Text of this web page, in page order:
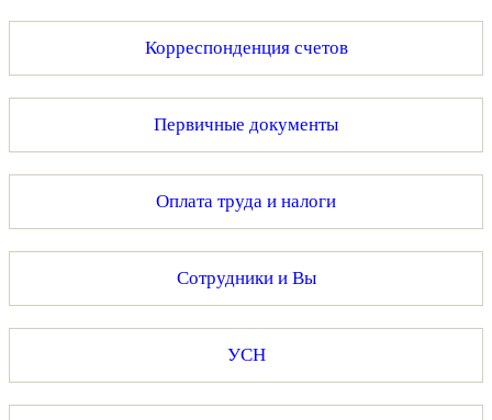
Корреспонденция счетов
Первичные документы
Оплата труда и налоги
Сотрудники и Вы
УСН